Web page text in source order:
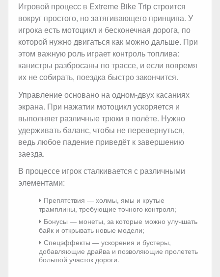
Игровой процесс в Extreme Bike Trip строится
вокруг простого, но затягивающего принципа. У
игрока есть мотоцикл и бесконечная дорога, по
которой нужно двигаться как можно дальше. При
этом важную роль играет контроль топлива:
канистры разбросаны по трассе, и если вовремя
их не собирать, поездка быстро закончится.
Управление основано на одном-двух касаниях
экрана. При нажатии мотоцикл ускоряется и
выполняет различные трюки в полёте. Нужно
удерживать баланс, чтобы не перевернуться,
ведь любое падение приведёт к завершению
заезда.
В процессе игрок сталкивается с различными
элементами:
Препятствия — холмы, ямы и крутые
трамплины, требующие точного контроля;
Бонусы — монеты, за которые можно улучшать
байк и открывать новые модели;
Спецэффекты — ускорения и бустеры,
добавляющие драйва и позволяющие пролететь
большой участок дороги.